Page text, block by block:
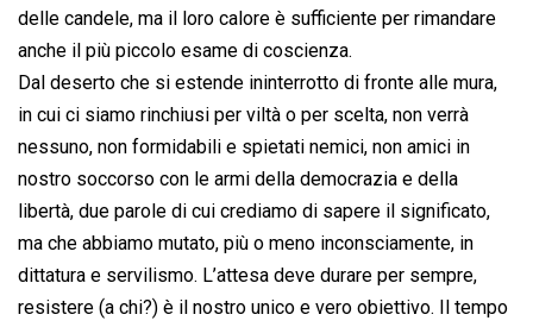
delle candele, ma il loro calore è sufficiente per rimandare
anche il più piccolo esame di coscienza.
Dal deserto che si estende ininterrotto di fronte alle mura,
in cui ci siamo rinchiusi per viltà o per scelta, non verrà
nessuno, non formidabili e spietati nemici, non amici in
nostro soccorso con le armi della democrazia e della
libertà, due parole di cui crediamo di sapere il significato,
ma che abbiamo mutato, più o meno inconsciamente, in
dittatura e servilismo. L’attesa deve durare per sempre,
resistere (a chi?) è il nostro unico e vero obiettivo. Il tempo